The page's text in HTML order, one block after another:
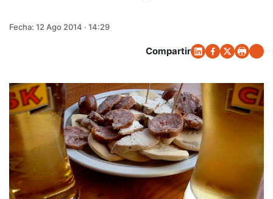
Fecha: 12 Ago 2014 · 14:29
Compartir